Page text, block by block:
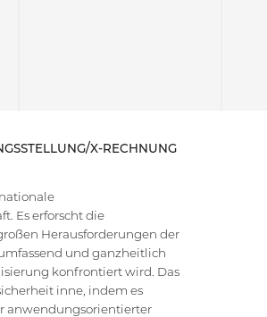
X-RECHNUNG
Es erforscht die
Herausforderungen der
und ganzheitlich
konfrontiert wird. Das
inne, indem es
anwendungsorientierter